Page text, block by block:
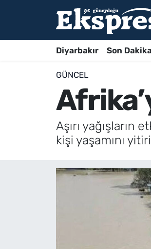
Diyarbakır Son Dakika
GÜNCEL
Aşırı yağışların
kişi yaşamını